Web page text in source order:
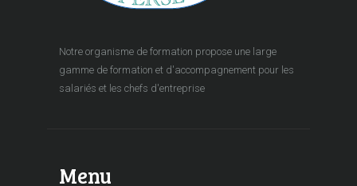
Notre organisme de formation propose une large
gamme de formation et d'accompagnement pour les
salariés et les chefs d'entreprise
Menu